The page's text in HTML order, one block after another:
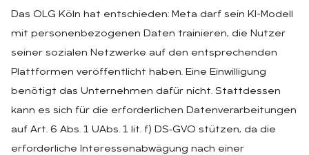
Das OLG Köln hat entschieden: Meta darf sein KI-Modell
mit personenbezogenen Daten trainieren, die Nutzer
seiner sozialen Netzwerke auf den entsprechenden
Plattformen veröffentlicht haben. Eine Einwilligung
benötigt das Unternehmen dafür nicht. Stattdessen
kann es sich für die erforderlichen Datenverarbeitungen
auf Art. 6 Abs. 1 UAbs. 1 lit. f) DS‑GVO stützen, da die
erforderliche Interessenabwägung nach einer